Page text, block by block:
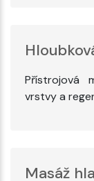
Přístrojová
vrstvy a
Masáž